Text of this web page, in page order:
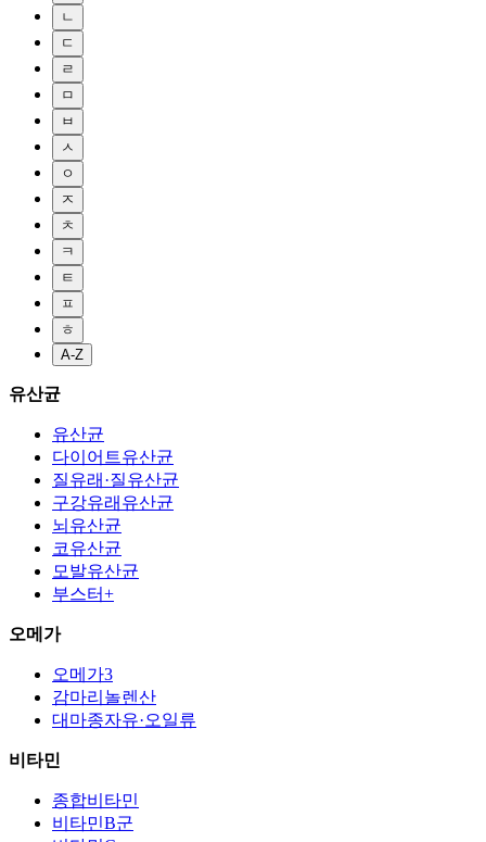
ㄴ
ㄷ
ㄹ
ㅁ
ㅂ
ㅅ
ㅇ
ㅈ
ㅊ
ㅋ
ㅌ
ㅍ
ㅎ
A-Z
유산균
유산균
다이어트유산균
질유래·질유산균
구강유래유산균
뇌유산균
코유산균
모발유산균
부스터+
오메가
오메가3
감마리놀렌산
대마종자유·오일류
비타민
종합비타민
비타민B군